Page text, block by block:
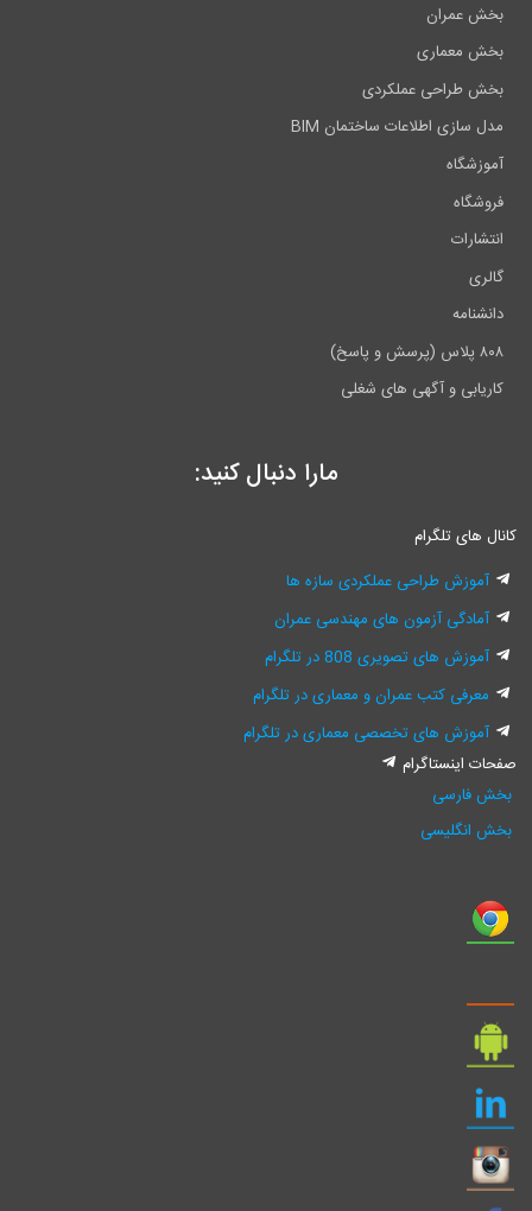
بخش عمران
بخش معماری
بخش طراحی عملکردی
مدل سازی اطلاعات ساختمان BIM
آموزشگاه
فروشگاه
انتشارات
گالری
دانشنامه
۸۰۸ پلاس (پرسش و پاسخ)
کاریابی و آگهی های شغلی
مارا دنبال کنید:
کانال های تلگرام
آموزش طراحی عملکردی سازه ها
آمادگی آزمون های مهندسی عمران
آموزش های تصویری 808 در تلگرام
معرفی کتب عمران و معماری در تلگرام
آموزش های تخصصی معماری در تلگرام
صفحات اینستاگرام
بخش فارسی
بخش انگلیسی